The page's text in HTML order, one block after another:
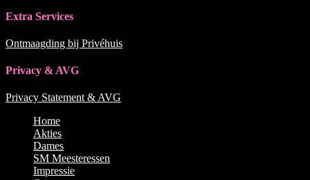
Extra Services
Ontmaagding bij Privéhuis
Privacy & AVG
Privacy Statement & AVG
scrollen
Home
Akties
Dames
SM Meesteressen
Impressie